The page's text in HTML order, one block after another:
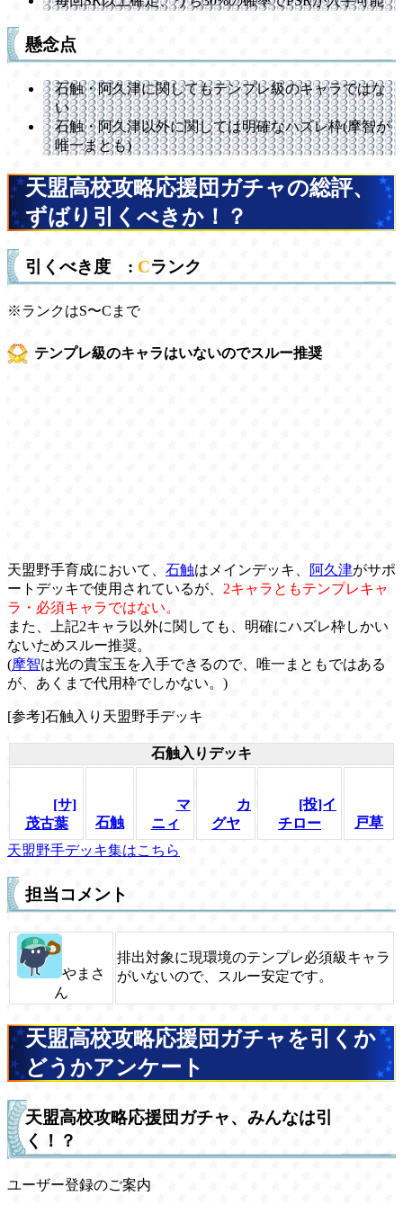
懸念点
石触・阿久津に関してもテンプレ級のキャラではな
い
石触・阿久津以外に関しては明確なハズレ枠(摩智が
唯一まとも)
天盟高校攻略応援団ガチャの総評、
ずばり引くべきか！？
引くべき度 : Cランク
※ランクはS〜Cまで
テンプレ級のキャラはいないのでスルー推奨
天盟野手育成において、 石触はメインデッキ、 阿久津がサポ
ートデッキで使用されているが、 2キャラともテンプレキャ
ラ・必須キャラではない。
また、上記2キャラ以外に関しても、明確にハズレ枠しかい
ないためスルー推奨。
(摩智は光の貴宝玉を入手できるので、唯一まともではある
が、あくまで代用枠でしかない。)
[参考]石触入り天盟野手デッキ
石触入りデッキ
[サ]
茂古葉
石触
マ
ニィ
カ
グヤ
[投]イ
チロー
戸草
天盟野手デッキ集はこちら
担当コメント
やまさ
ん
排出対象に現環境のテンプレ必須級キャラ
がいないので、スルー安定です。
天盟高校攻略応援団ガチャを引くか
どうかアンケート
天盟高校攻略応援団ガチャ、みんなは引
く！？
ユーザー登録のご案内